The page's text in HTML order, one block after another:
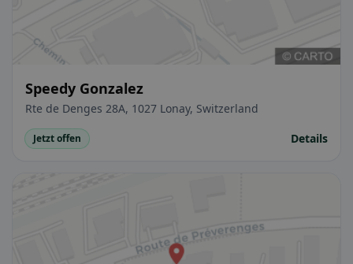
Speedy Gonzalez
Rte de Denges 28A, 1027 Lonay, Switzerland
Jetzt offen Details